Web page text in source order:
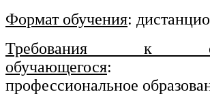
Ветеринария и зоотехника
аккредитации
Основные Услуги
Формат обучения:
Требования к
обучающегося:
профессиональное